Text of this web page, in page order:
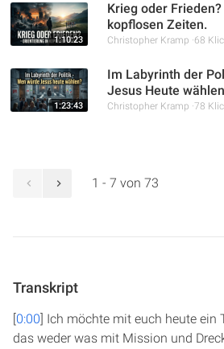
1:10:23
Krieg oder
kopflosen Zeiten.
Christopher Kramp 68
1:23:43
Im Labyrinth der
Jesus Heute
Christopher Kramp 78
1 - 7 von 73
Transkript
[0:00] Ich möchte mit euch heute ein
das weder was mit Mission und